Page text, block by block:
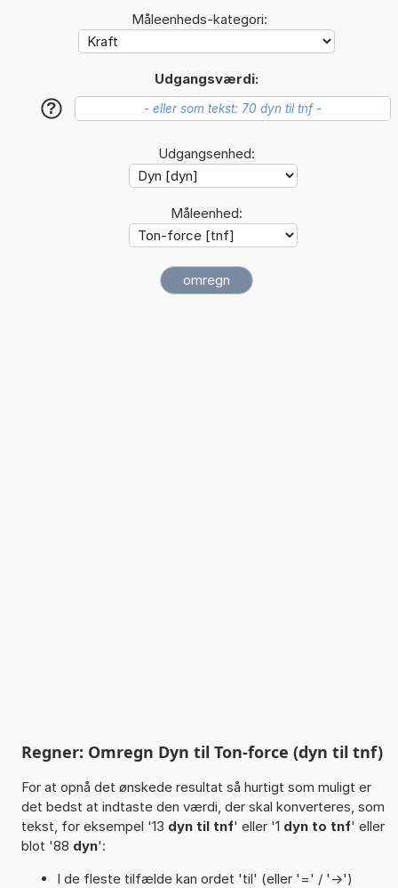
Måleenheds-kategori:
Udgangsværdi:
?
Udgangsenhed:
Måleenhed:
Regner: Omregn Dyn til Ton-force (dyn til tnf)
For at opnå det ønskede resultat så hurtigt som muligt er
det bedst at indtaste den værdi, der skal konverteres, som
tekst, for eksempel '13 dyn til tnf' eller '1 dyn to tnf' eller
blot '88 dyn':
I de fleste tilfælde kan ordet 'til' (eller '=' / '->')